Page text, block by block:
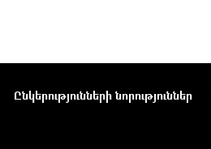
Ընկերությունների նորություններ